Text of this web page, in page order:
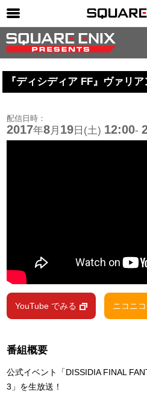
SQUARE ENIX 公式サイ
マガジン＆ブックス
グッズ
SQUARE ENIX サイト内検索
『ディシディア FF』ヴァリ
配信日時：
2017年8月 19 日(土) 12:00-
YouTube でみる ニコニ
番組概要
公式イベント「DISSIDIA FINAL
3」を生放送！